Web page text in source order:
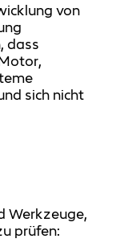
von
dass
sich nicht
Werkzeuge,
prüfen: